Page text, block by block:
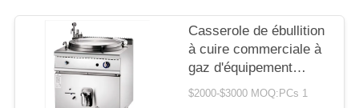
QUALITÉ
NOUVELLES
Casserole de ébullition
à cuire commerciale à
gaz d'équipement
d'acier inoxydable de
$2000-$3000 MOQ:PCs 1